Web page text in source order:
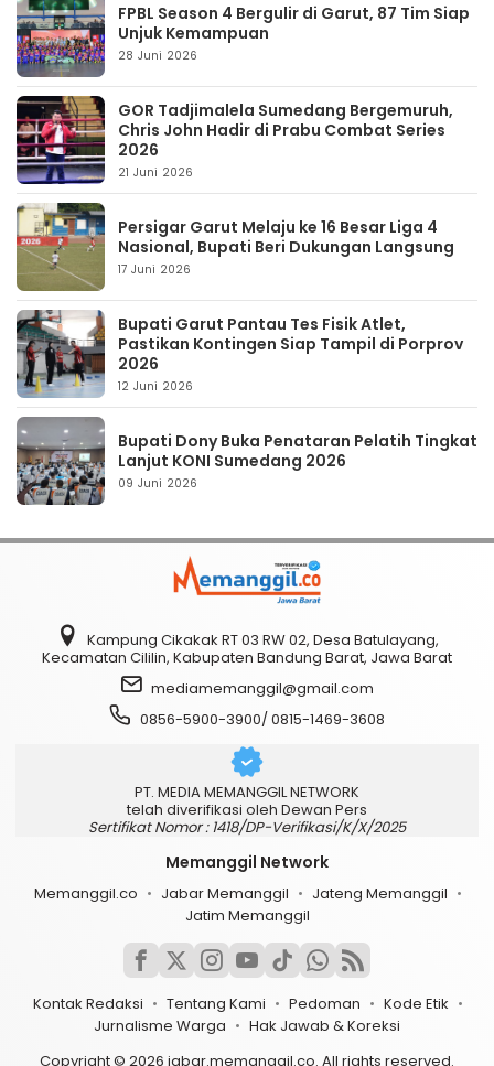
FPBL Season 4 Bergulir di Garut, 87 Tim Siap
Unjuk Kemampuan
28 Juni 2026
GOR Tadjimalela Sumedang Bergemuruh,
Chris John Hadir di Prabu Combat Series
2026
21 Juni 2026
Persigar Garut Melaju ke 16 Besar Liga 4
Nasional, Bupati Beri Dukungan Langsung
17 Juni 2026
Bupati Garut Pantau Tes Fisik Atlet,
Pastikan Kontingen Siap Tampil di Porprov
2026
12 Juni 2026
Bupati Dony Buka Penataran Pelatih Tingkat
Lanjut KONI Sumedang 2026
09 Juni 2026
Kampung Cikakak RT 03 RW 02, Desa Batulayang,
Kecamatan Cililin, Kabupaten Bandung Barat, Jawa Barat
mediamemanggil@gmail.com
0856-5900-3900/ 0815-1469-3608
PT. MEDIA MEMANGGIL NETWORK
telah diverifikasi oleh Dewan Pers
Sertifikat Nomor : 1418/DP-Verifikasi/K/X/2025
Memanggil Network
Memanggil.co Jabar Memanggil
Jateng Memanggil
Jatim Memanggil
Kontak Redaksi Tentang Kami Pedoman
Kode Etik
Jurnalisme Warga
Hak Jawab & Koreksi
Copyright © 2026 jabar.memanggil.co. All rights reserved.